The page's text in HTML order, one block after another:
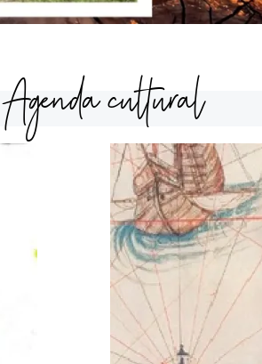
Agenda cultural